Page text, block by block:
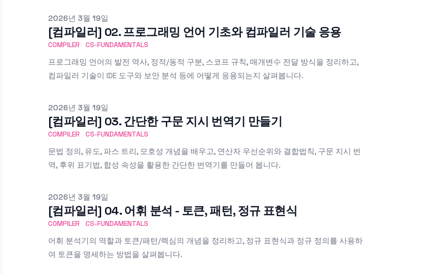
Published on
2026년 3월 19일
[컴파일러] 02. 프로그래밍 언어 기초와 컴파일러 기술 응용
COMPILER CS-FUNDAMENTALS
프로그래밍 언어의 발전 역사, 정적/동적 구분, 스코프 규칙, 매개변수 전달 방식을 정리하고,
컴파일러 기술이 IDE 도구와 보안 분석 등에 어떻게 응용되는지 살펴봅니다.
Published on
2026년 3월 19일
[컴파일러] 03. 간단한 구문 지시 번역기 만들기
COMPILER CS-FUNDAMENTALS
문법 정의, 유도, 파스 트리, 모호성 개념을 배우고, 연산자 우선순위와 결합법칙, 구문 지시 번
역, 후위 표기법, 합성 속성을 활용한 간단한 번역기를 만들어 봅니다.
Published on
2026년 3월 19일
[컴파일러] 04. 어휘 분석 - 토큰, 패턴, 정규 표현식
COMPILER CS-FUNDAMENTALS
어휘 분석기의 역할과 토큰/패턴/렉심의 개념을 정리하고, 정규 표현식과 정규 정의를 사용하
여 토큰을 명세하는 방법을 살펴봅니다.